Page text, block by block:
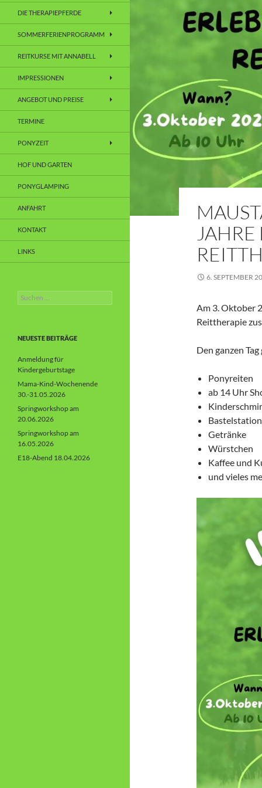
6. SEPTEMBER
Am 3. Oktober
Reittherapie
Den ganzen
Ponyreiten
ab 14 Uhr
Getränke
Würstchen
Kaffee und
und vieles
DIE THERAPIEPFERDE
SOMMERFERIENPROGRAMM
REITKURSE MIT ANNABELL
IMPRESSIONEN
ANGEBOT UND PREISE
TERMINE
PONYZEIT
HOF UND GARTEN
PONYGLAMPING
ANFAHRT
KONTAKT
LINKS
Suchen
nach:
NEUESTE BEITRÄGE
Anmeldung für
Kindergeburtstage
Mama-Kind-Wochenende
30.-31.05.2026
Springworkshop am
20.06.2026
Springworkshop am
16.05.2026
E18-Abend 18.04.2026